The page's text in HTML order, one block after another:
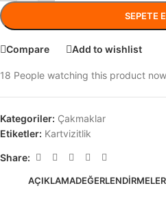
SEPETE
Compare Add to wishlist
18 People watching this product
Kategoriler: Çakmaklar
Etiketler: Kartvizitlik
Share:
AÇIKLAMA